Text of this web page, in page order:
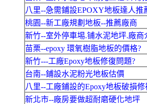
八里--急需鋪設EPOXY地板達人推
桃園--新工廠規劃地板--推薦廠商
新竹--室外停車埸.铺水泥地坪.廠商
苗栗--epoxy 環氧樹脂地板的價格?
新竹---工廠Epoxy地板修復問題?
台南--鋪設水泥粉光地板估價
八里--工廠鋪設的Epoxy地板破損修
新北市--廠房要做超耐磨硬化地坪